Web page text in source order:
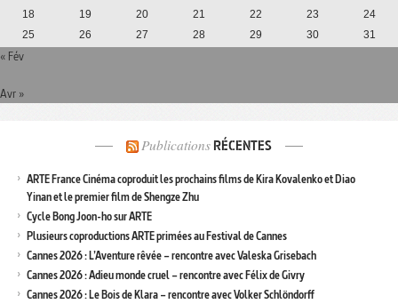
18
19 20 21 22 23
24
25
26 27 28 29 30 31
« Fév
Avr »
Publications RÉCENTES
ARTE France Cinéma coproduit les prochains films de Kira Kovalenko et Diao
Yinan et le premier film de Shengze Zhu
Cycle Bong Joon-ho sur ARTE
Plusieurs coproductions ARTE primées au Festival de Cannes
Cannes 2026 : L’Aventure rêvée – rencontre avec Valeska Grisebach
Cannes 2026 : Adieu monde cruel – rencontre avec Félix de Givry
Cannes 2026 : Le Bois de Klara – rencontre avec Volker Schlöndorff